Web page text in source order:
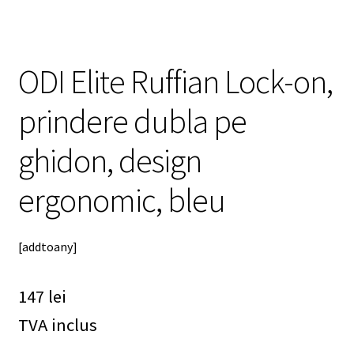
ODI Elite Ruffian Lock-on,
prindere dubla pe
ghidon, design
ergonomic, bleu
[addtoany]
147 lei
TVA inclus